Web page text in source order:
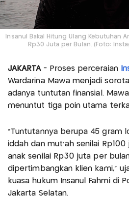
Insanul Bakal Hitung Ulang Kebutuhan
Rp30 Juta per Bulan. (Foto:
JAKARTA- Proses perceraian
Wardarina Mawa menjadi
adanya tuntutan finansial.
menuntut tiga poin utama
“Tuntutannya berupa 45 gram
iddah dan mut’ah senilai
anak senilai Rp30 juta per
dipertimbangkan klien kami,”
kuasa hukum Insanul Fahmi di
Jakarta Selatan.